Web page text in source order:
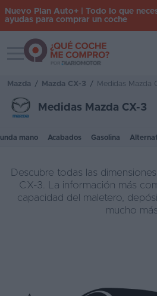
Iniciar
Inicio
Renting
Nuevo Plan Auto+ | Todo lo que
ayudas para comprar un coche
Toggle navigation
Mazda / Mazda CX-3 / Medidas Mazda
Medidas Mazda CX-3
mano Acabados Gasolina
Descubre todas las
CX-3. La información más
capacidad del maletero,
mucho más.